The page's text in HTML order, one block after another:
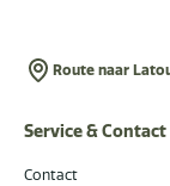
Route naar
Service & Contact
Contact